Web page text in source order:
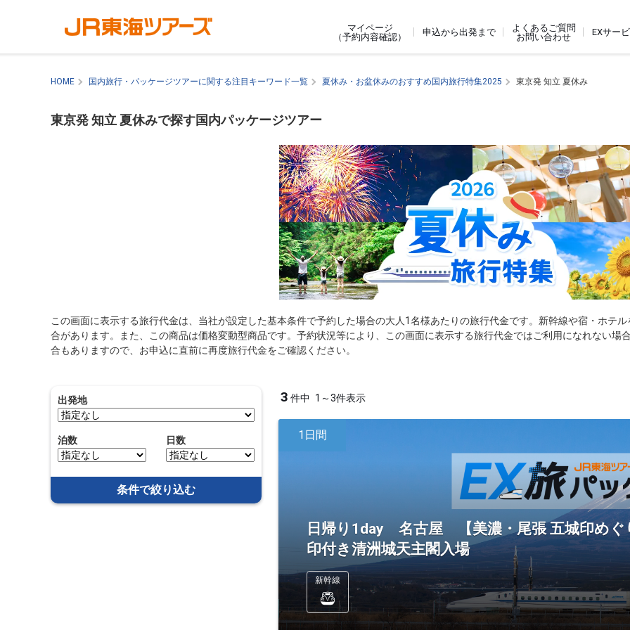
マイページ
（予約内容確認）
申込から出発まで
よくあるご質問
お問い合わせ
EXサー
HOME 国内旅行・パッケージツアーに関する注目キーワード一覧 夏休み・お盆休みのおすすめ国内旅行特集2025 東京発 知立 夏休み
東京発 知立 夏休みで探す国内パッケージツアー
この画面に表示する旅行代金は、当社が設定した基本条件で予約した場合の大人1名様あたりの旅行代金です。新幹線や宿・ホテ
合があります。また、この商品は価格変動型商品です。予約状況等により、この画面に表示する旅行代金ではご利用になれない場
合もありますので、お申込に直前に再度旅行代金をご確認ください。
出発地
泊数 日数
条件で絞り込む
3 件中 1～3件表示
1日間
日帰り1day 名古屋 【美濃・尾張 五城印めぐ
印付き清洲城天主閣入場
新幹線